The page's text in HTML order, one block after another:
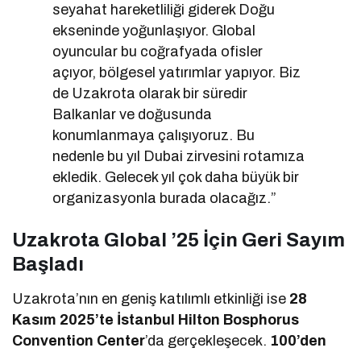
seyahat hareketliliği giderek Doğu
ekseninde yoğunlaşıyor. Global
oyuncular bu coğrafyada ofisler
açıyor, bölgesel yatırımlar yapıyor. Biz
de Uzakrota olarak bir süredir
Balkanlar ve doğusunda
konumlanmaya çalışıyoruz. Bu
nedenle bu yıl Dubai zirvesini rotamıza
ekledik. Gelecek yıl çok daha büyük bir
organizasyonla burada olacağız.”
Uzakrota Global ’25 İçin Geri Sayım
Başladı
Uzakrota’nın en geniş katılımlı etkinliği ise 28
Kasım 2025’te İstanbul Hilton Bosphorus
Convention Center’da gerçekleşecek. 100’den